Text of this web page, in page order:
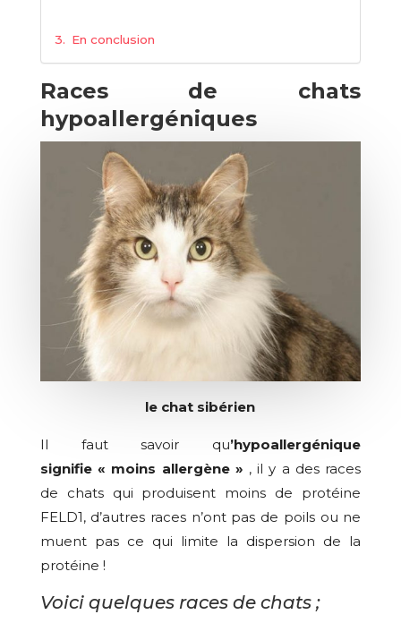
En conclusion
Races de chats
hypoallergéniques
le chat sibérien
Il faut savoir qu’hypoallergénique
signifie « moins allergène » , il y a des races
de chats qui produisent moins de protéine
FELD1, d’autres races n’ont pas de poils ou ne
muent pas ce qui limite la dispersion de la
protéine !
Voici quelques races de chats ;